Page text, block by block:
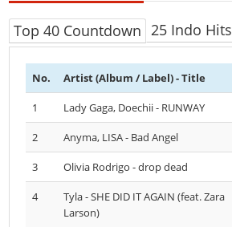
Top 40 Countdown 25 Indo Hits
No. Artist (Album / Label) - Title
1 Lady Gaga, Doechii - RUNWAY
2 Anyma, LISA - Bad Angel
3 Olivia Rodrigo - drop dead
4
Tyla - SHE DID IT AGAIN (feat. Zara
Larson)